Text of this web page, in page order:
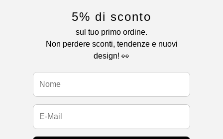
5% di sconto
sul tuo primo ordine.
Non perdere sconti, tendenze e nuovi
design! 👀